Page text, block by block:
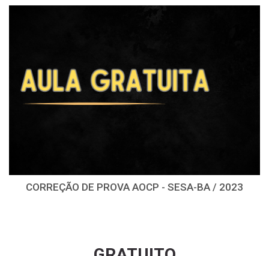
CORREÇÃO DE PROVA AOCP - SESA-BA / 2023